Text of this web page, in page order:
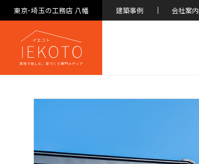
東京･埼玉の工務店 八幡 建築事例 会社案内